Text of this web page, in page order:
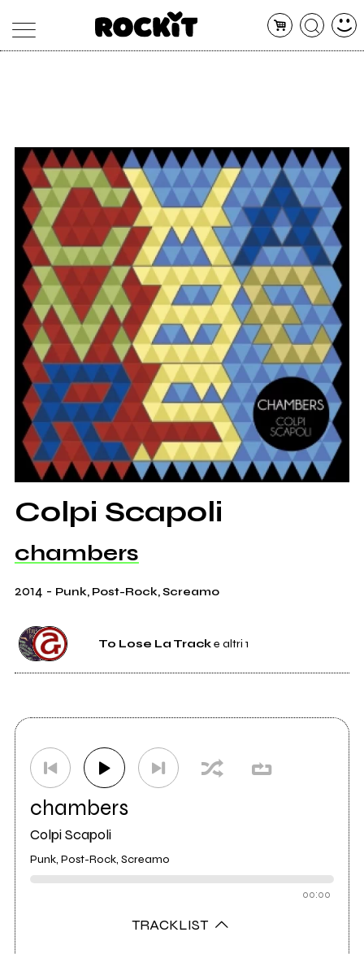
ARTISTI
CONCERTI
SHOP
RADIO
Colpi Scapoli
chambers
2014 - Punk, Post-Rock, Screamo
To Lose La Tracke altri 1
chambers
Colpi Scapoli
Punk, Post-Rock, Screamo
00:00
TRACKLIST